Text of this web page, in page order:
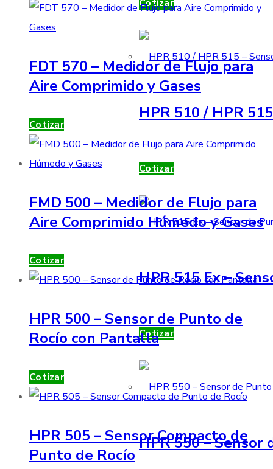
Cotizar
HPR 510 / HPR
Cotizar
HPR 515 Ex –
Cotizar
HPR 550 – Sensor
FDT 570 – Medidor de Flujo para
Aire Comprimido y Gases
Cotizar
FMD 500 – Medidor de Flujo para
Aire Comprimido Húmedo y Gases
Cotizar
HPR 500 – Sensor de Punto de
Rocío con Pantalla
Cotizar
HPR 505 – Sensor Compacto de
Punto de Rocío